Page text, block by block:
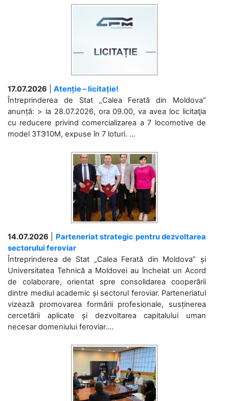
17.07.2026
Atenție – licitație!
Întreprinderea de Stat „Calea Ferată din Moldova”
anunță: > la 28.07.2026, ora 09.00, va avea loc licitaţia
cu reducere privind comercializarea a 7 locomotive de
model 3ТЭ10М, expuse în 7 loturi. ...
14.07.2026
Parteneriat strategic pentru dezvoltarea
sectorului feroviar
Întreprinderea de Stat „Calea Ferată din Moldova” și
Universitatea Tehnică a Moldovei au încheiat un Acord
de colaborare, orientat spre consolidarea cooperării
dintre mediul academic și sectorul feroviar. Parteneriatul
vizează promovarea formării profesionale, susținerea
cercetării aplicate și dezvoltarea capitalului uman
necesar domeniului feroviar....